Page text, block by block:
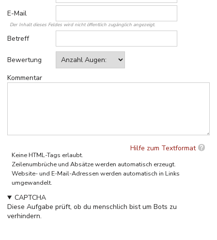
E-Mail
Der Inhalt dieses Feldes wird nicht öffentlich zugänglich angezeigt.
Betreff
Bewertung
Kommentar
Hilfe zum Textformat
Keine HTML-Tags erlaubt.
Zeilenumbrüche und Absätze werden automatisch erzeugt.
Website- und E-Mail-Adressen werden automatisch in Links
umgewandelt.
CAPTCHA
Diese Aufgabe prüft, ob du menschlich bist um Bots zu
verhindern.